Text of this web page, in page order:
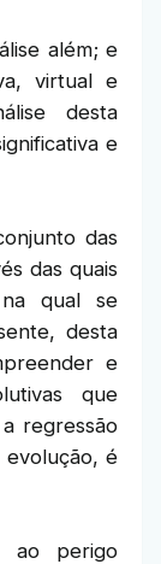
além; e
virtual e
desta
e
das
das quais
qual se
desta
e
que
regressão
evolução, é
ao perigo